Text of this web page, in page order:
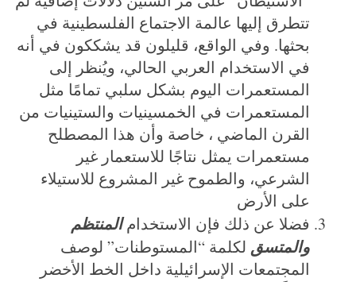
تتطرق إليها عالمة الاجتماع الفلسطينية في
بحثها. وفي الواقع، قليلون قد يشككون في أنه
في الاستخدام العربي الحالي، ويُنظر إلى
المستعمرات اليوم بشكل سلبي تمامًا مثل
المستعمرات في الخمسينيات والستينيات من
القرن الماضي ، خاصة وأن هذا المصطلح
مستعمرات يمثل نتاجًا للاستعمار غير
الشرعي، والطموح غير المشروع للاستيلاء
على الأرض
فضلا عن ذلك فإن الاستخدامالمنتظم
والمتسق لكلمة “المستوطنات” لوصف
المجتمعات الإسرائيلية داخل الخط الأخضر